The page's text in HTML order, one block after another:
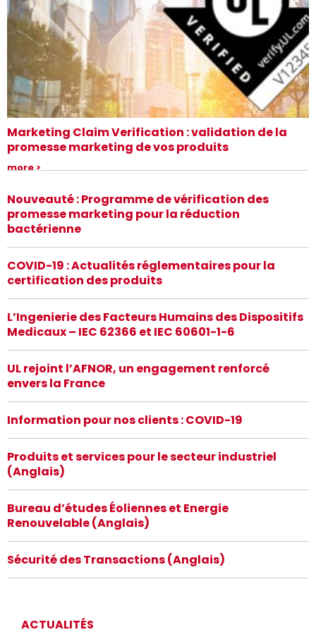
Marketing Claim Verification : validation de la
promesse marketing de vos produits
Les consommateurs exigent plus de transparence de la part des
pouvez démontrer à vos consommateurs que vos produits
répondent aux promesses revendiquées.
more
Nouveauté : Programme de vérification des
promesse marketing pour la réduction
bactérienne
COVID-19 : Actualités réglementaires pour la
certification des produits
L’Ingenierie des Facteurs Humains des Dispositifs
Medicaux – IEC 62366 et IEC 60601-1-6
UL rejoint l’AFNOR, un engagement renforcé
envers la France
Information pour nos clients : COVID-19
Produits et services pour le secteur industriel
(Anglais)
Bureau d’études Éoliennes et Energie
Renouvelable (Anglais)
Sécurité des Transactions (Anglais)
ACTUALITÉS